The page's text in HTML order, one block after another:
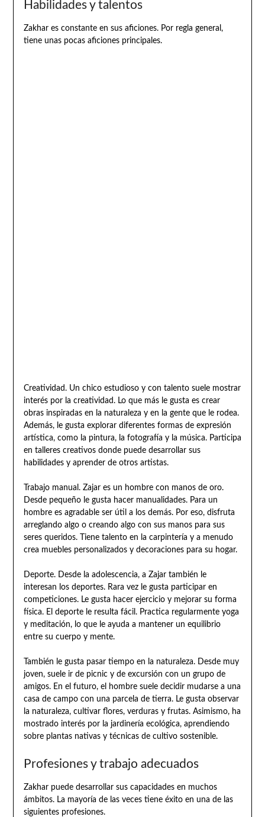
Habilidades y talentos
Zakhar es constante en sus aficiones. Por regla general,
tiene unas pocas aficiones principales.
Creatividad. Un chico estudioso y con talento suele mostrar
interés por la creatividad. Lo que más le gusta es crear
obras inspiradas en la naturaleza y en la gente que le rodea.
Además, le gusta explorar diferentes formas de expresión
artística, como la pintura, la fotografía y la música. Participa
en talleres creativos donde puede desarrollar sus
habilidades y aprender de otros artistas.
Trabajo manual. Zajar es un hombre con manos de oro.
Desde pequeño le gusta hacer manualidades. Para un
hombre es agradable ser útil a los demás. Por eso, disfruta
arreglando algo o creando algo con sus manos para sus
seres queridos. Tiene talento en la carpintería y a menudo
crea muebles personalizados y decoraciones para su hogar.
Deporte. Desde la adolescencia, a Zajar también le
interesan los deportes. Rara vez le gusta participar en
competiciones. Le gusta hacer ejercicio y mejorar su forma
física. El deporte le resulta fácil. Practica regularmente yoga
y meditación, lo que le ayuda a mantener un equilibrio
entre su cuerpo y mente.
También le gusta pasar tiempo en la naturaleza. Desde muy
joven, suele ir de picnic y de excursión con un grupo de
amigos. En el futuro, el hombre suele decidir mudarse a una
casa de campo con una parcela de tierra. Le gusta observar
la naturaleza, cultivar flores, verduras y frutas. Asimismo, ha
mostrado interés por la jardinería ecológica, aprendiendo
sobre plantas nativas y técnicas de cultivo sostenible.
Profesiones y trabajo adecuados
Zakhar puede desarrollar sus capacidades en muchos
ámbitos. La mayoría de las veces tiene éxito en una de las
siguientes profesiones.